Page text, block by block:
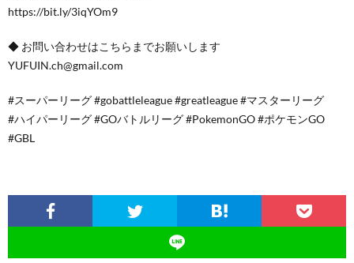
https://bit.ly/3iqYOm9
◆ お問い合わせはこちらまでお願いします
YUFUIN.ch@gmail.com
#スーパーリーグ #gobattleleague #greatleague #マスターリーグ
#ハイパーリーグ #GOバトルリーグ #PokemonGO #ポケモンGO
#GBL